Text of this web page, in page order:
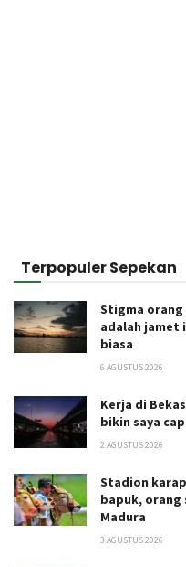
Terpopuler Sepekan
Stigma
adalah jamet
biasa
6 AGUSTUS 2026
Kerja di
bikin saya
2 AGUSTUS 2026
Stadion
bapuk, orang
Madura
3 AGUSTUS 2026